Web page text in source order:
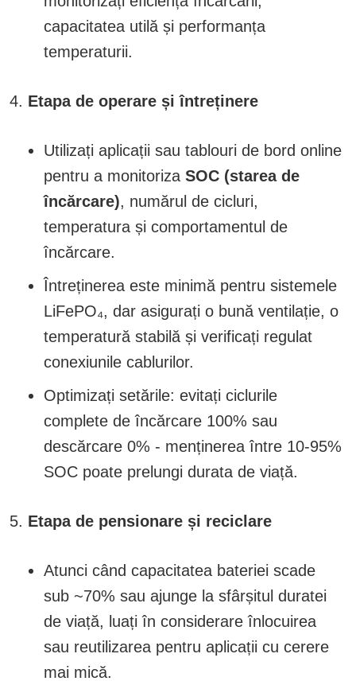
capacitatea utilă și performanța
temperaturii.
Etapa de operare și întreținere
Utilizați aplicații sau tablouri de bord online
pentru a monitoriza SOC (starea de
încărcare), numărul de cicluri,
temperatura și comportamentul de
încărcare.
Întreținerea este minimă pentru sistemele
LiFePO₄, dar asigurați o bună ventilație, o
temperatură stabilă și verificați regulat
conexiunile cablurilor.
Optimizați setările: evitați ciclurile
complete de încărcare 100% sau
descărcare 0% - menținerea între 10-95%
SOC poate prelungi durata de viață.
Etapa de pensionare și reciclare
Atunci când capacitatea bateriei scade
sub ~70% sau ajunge la sfârșitul duratei
de viață, luați în considerare înlocuirea
sau reutilizarea pentru aplicații cu cerere
mai mică.